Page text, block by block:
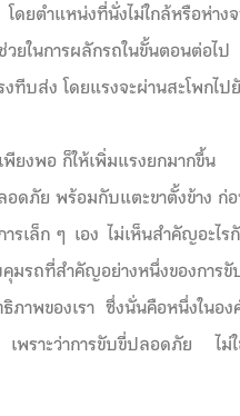
ดยตำแหน่งที่นั่งไม่ใกล้หรือห่าง
วยในการผลักรถในขั้นตอนต่อไป
ทีบส่ง โดยแรงจะผ่านสะโพกไ
ยงพอ ก็ให้เพิ่มแรงยกมากขึ้น
อดภัย พร้อมกับแตะขาตั้งข้าง
รเล็ก ๆ เอง ไม่เห็นสำคัญอะ
คุมรถที่สำคัญอย่างหนึ่งของกา
พของเรา ซึ่งนั่นคือหนึ่งในอง
าะว่าการขับขี่ปลอดภัย ไม่ใช่